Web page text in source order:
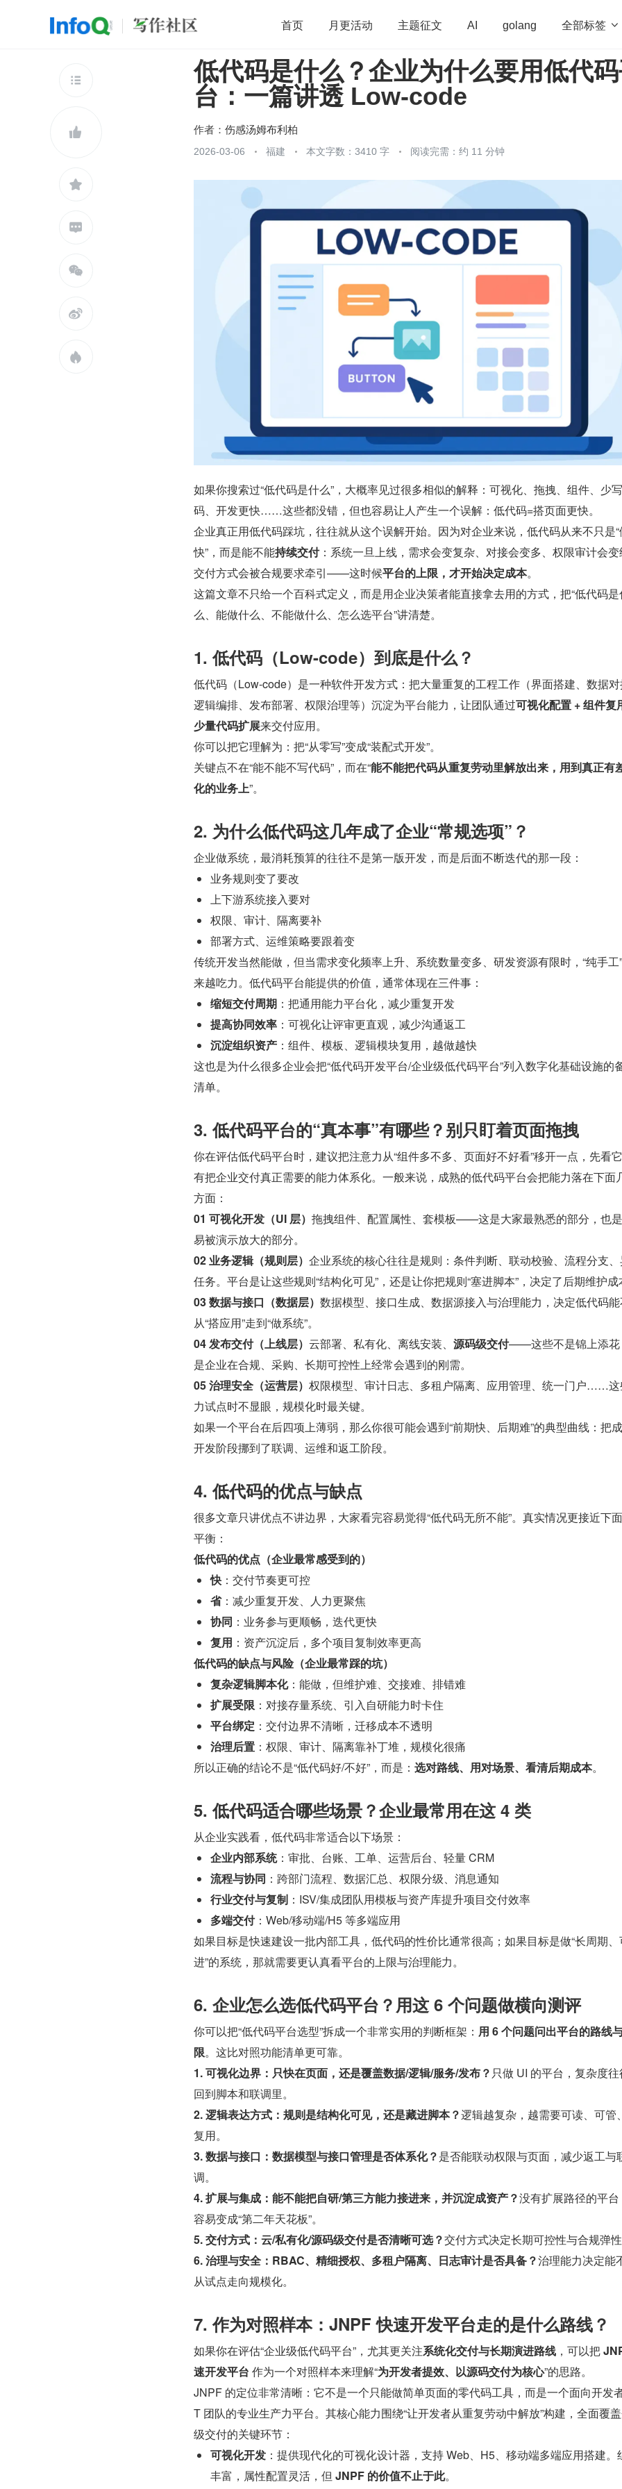
首页 月更活动 主题征文 AI golang 全部标签 
开源 架构 OpenHarmony 算法 学习方法 Web3.0 高
团队管理 程序员 运维 深度思考
查看更多







低代码是什么？企业为什么要用低代
台：一篇讲透 Low-code
作者： 伤感汤姆布利柏
2026-03-06 福建 本文字数：3410 字 阅读完需：约 11 分钟
如果你搜索过“低代码是什么”，大概率见过很多相似的解释：可视化、拖拽、组件、少
码、开发更快……这些都没错，但也容易让人产生一个误解：低代码=搭页面更快。
企业真正用低代码踩坑，往往就从这个误解开始。因为对企业来说，低代码从来不只是
快”，而是能不能持续交付：系统一旦上线，需求会变复杂、对接会变多、权限审计会变
交付方式会被合规要求牵引——这时候平台的上限，才开始决定成本。
这篇文章不只给一个百科式定义，而是用企业决策者能直接拿去用的方式，把“低代码
么、能做什么、不能做什么、怎么选平台”讲清楚。
1. 低代码（Low-code）到底是什么？
低代码（Low-code）是一种软件开发方式：把大量重复的工程工作（界面搭建、数据对
逻辑编排、发布部署、权限治理等）沉淀为平台能力，让团队通过可视化配置 + 组件复
少量代码扩展来交付应用。
你可以把它理解为：把“从零写”变成“装配式开发”。
关键点不在“能不能不写代码”，而在“能不能把代码从重复劳动里解放出来，用到真正有
化的业务上”。
2. 为什么低代码这几年成了企业“常规选项”？
企业做系统，最消耗预算的往往不是第一版开发，而是后面不断迭代的那一段：
业务规则变了要改
上下游系统接入要对
权限、审计、隔离要补
部署方式、运维策略要跟着变
传统开发当然能做，但当需求变化频率上升、系统数量变多、研发资源有限时，“纯手工
来越吃力。低代码平台能提供的价值，通常体现在三件事：
缩短交付周期 ：把通用能力平台化，减少重复开发
提高协同效率 ：可视化让评审更直观，减少沟通返工
沉淀组织资产 ：组件、模板、逻辑模块复用，越做越快
这也是为什么很多企业会把“低代码开发平台/企业级低代码平台”列入数字化基础设施的
清单。
3. 低代码平台的“真本事”有哪些？别只盯着页面拖拽
你在评估低代码平台时，建议把注意力从“组件多不多、页面好不好看”移开一点，先看
有把企业交付真正需要的能力体系化。一般来说，成熟的低代码平台会把能力落在下面
方面：
01 可视化开发（UI 层） 拖拽组件、配置属性、套模板——这是大家最熟悉的部分，也
易被演示放大的部分。
02 业务逻辑（规则层） 企业系统的核心往往是规则：条件判断、联动校验、流程分支
任务。平台是让这些规则“结构化可见”，还是让你把规则“塞进脚本”，决定了后期维护成
03 数据与接口（数据层） 数据模型、接口生成、数据源接入与治理能力，决定低代码
从“搭应用”走到“做系统”。
04 发布交付（上线层） 云部署、私有化、离线安装、 源码级交付——这些不是锦上添花
是企业在合规、采购、长期可控性上经常会遇到的刚需。
05 治理安全（运营层） 权限模型、审计日志、多租户隔离、应用管理、统一门户……
力试点时不显眼，规模化时最关键。
如果一个平台在后四项上薄弱，那么你很可能会遇到“前期快、后期难”的典型曲线：把
开发阶段挪到了联调、运维和返工阶段。
4. 低代码的优点与缺点
很多文章只讲优点不讲边界，大家看完容易觉得“低代码无所不能”。真实情况更接近下
平衡：
低代码的优点（企业最常感受到的）
快 ：交付节奏更可控
省：减少重复开发、人力更聚焦
协同 ：业务参与更顺畅，迭代更快
复用 ：资产沉淀后，多个项目复制效率更高
低代码的缺点与风险（企业最常踩的坑）
复杂逻辑脚本化：能做，但维护难、交接难、排错难
扩展受限 ：对接存量系统、引入自研能力时卡住
平台绑定 ：交付边界不清晰，迁移成本不透明
治理后置 ：权限、审计、隔离靠补丁堆，规模化很痛
所以正确的结论不是“低代码好/不好”，而是： 选对路线、用对场景、看清后期成本。
5. 低代码适合哪些场景？企业最常用在这 4 类
从企业实践看，低代码非常适合以下场景：
企业内部系统：审批、台账、工单、运营后台、轻量 CRM
流程与协同 ：跨部门流程、数据汇总、权限分级、消息通知
行业交付与复制 ：ISV/集成团队用模板与资产库提升项目交付效率
多端交付：Web/移动端/H5 等多端应用
如果目标是快速建设一批内部工具，低代码的性价比通常很高；如果目标是做“长周期
进”的系统，那就需要更认真看平台的上限与治理能力。
6. 企业怎么选低代码平台？用这 6 个问题做横向测评
你可以把“低代码平台选型”拆成一个非常实用的判断框架： 用 6 个问题问出平台的路线
限。这比对照功能清单更可靠。
1. 可视化边界：只快在页面，还是覆盖数据/逻辑/服务/发布？ 只做 UI 的平台，复杂度往
回到脚本和联调里。
2. 逻辑表达方式：规则是结构化可见，还是藏进脚本？逻辑越复杂，越需要可读、可管
复用。
3. 数据与接口：数据模型与接口管理是否体系化？是否能联动权限与页面，减少返工与
调。
4. 扩展与集成：能不能把自研/第三方能力接进来，并沉淀成资产？没有扩展路径的平台
容易变成“第二年天花板”。
5. 交付方式：云/私有化/源码级交付是否清晰可选？交付方式决定长期可控性与合规弹性
6. 治理与安全：RBAC、精细授权、多租户隔离、日志审计是否具备？治理能力决定能
从试点走向规模化。
7. 作为对照样本：JNPF 快速开发平台走的是什么路线？
如果你在评估“企业级低代码平台”，尤其更关注系统化交付与长期演进路线 ，可以把
速开发平台 作为一个对照样本来理解“为开发者提效、以源码交付为核心”的思路。
JNPF 的定位非常清晰：它不是一个只能做简单页面的零代码工具，而是一个面向开发
T 团队的专业生产力平台。其核心能力围绕“让开发者从重复劳动中解放”构建，全面覆
级交付的关键环节：
可视化开发 ：提供现代化的可视化设计器，支持 Web、H5、移动端多端应用搭建。
丰富，属性配置灵活，但 JNPF 的价值不止于此。